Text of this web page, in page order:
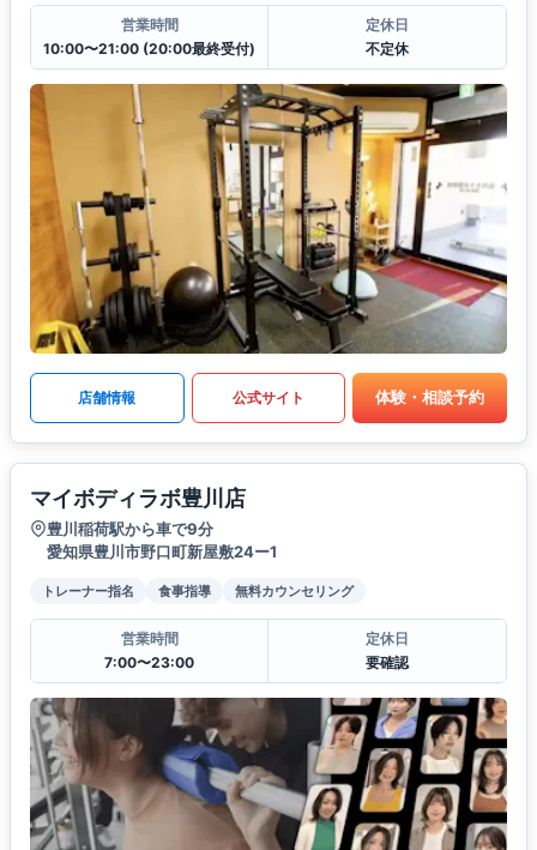
営業時間
10:00〜21:00 (20:00最終受付)
定休日
不定休
店舗情報 公式サイト 体験・相談予約
マイボディラボ豊川店
豊川稲荷駅から車で9分
愛知県豊川市野口町新屋敷24ー1
トレーナー指名 食事指導 無料カウンセリング
営業時間
7:00〜23:00
定休日
要確認